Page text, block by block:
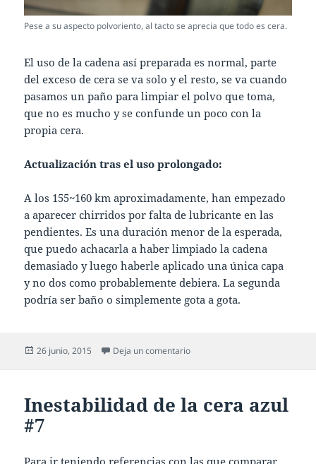
Pese a su aspecto polvoriento, al tacto se aprecia que todo es cera.
El uso de la cadena así preparada es normal, parte
del exceso de cera se va solo y el resto, se va cuando
pasamos un paño para limpiar el polvo que toma,
que no es mucho y se confunde un poco con la
propia cera.
Actualización tras el uso prolongado:
A los 155~160 km aproximadamente, han empezado
a aparecer chirridos por falta de lubricante en las
pendientes. Es una duración menor de la esperada,
que puedo achacarla a haber limpiado la cadena
demasiado y luego haberle aplicado una única capa
y no dos como probablemente debiera. La segunda
podría ser baño o simplemente gota a gota.
Publicado
26 junio, 2015 Deja un comentarioen Baño de cera contra la
Inestabilidad de la cera azul
#7
Para ir teniendo referencias con las que comparar,